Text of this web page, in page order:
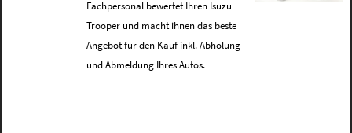
Fachpersonal bewertet Ihren Isuzu
Trooper und macht ihnen das beste
Angebot für den Kauf inkl. Abholung
und Abmeldung Ihres Autos.